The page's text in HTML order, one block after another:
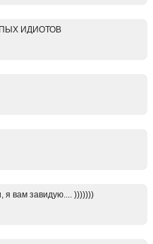
ИДИОТОВ
я вам завидую.... )))))))